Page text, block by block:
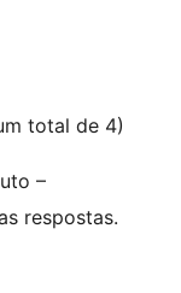
total de 4)
–
respostas.